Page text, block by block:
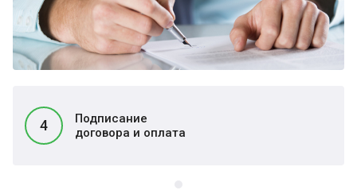
4
Подписание
договора и оплата